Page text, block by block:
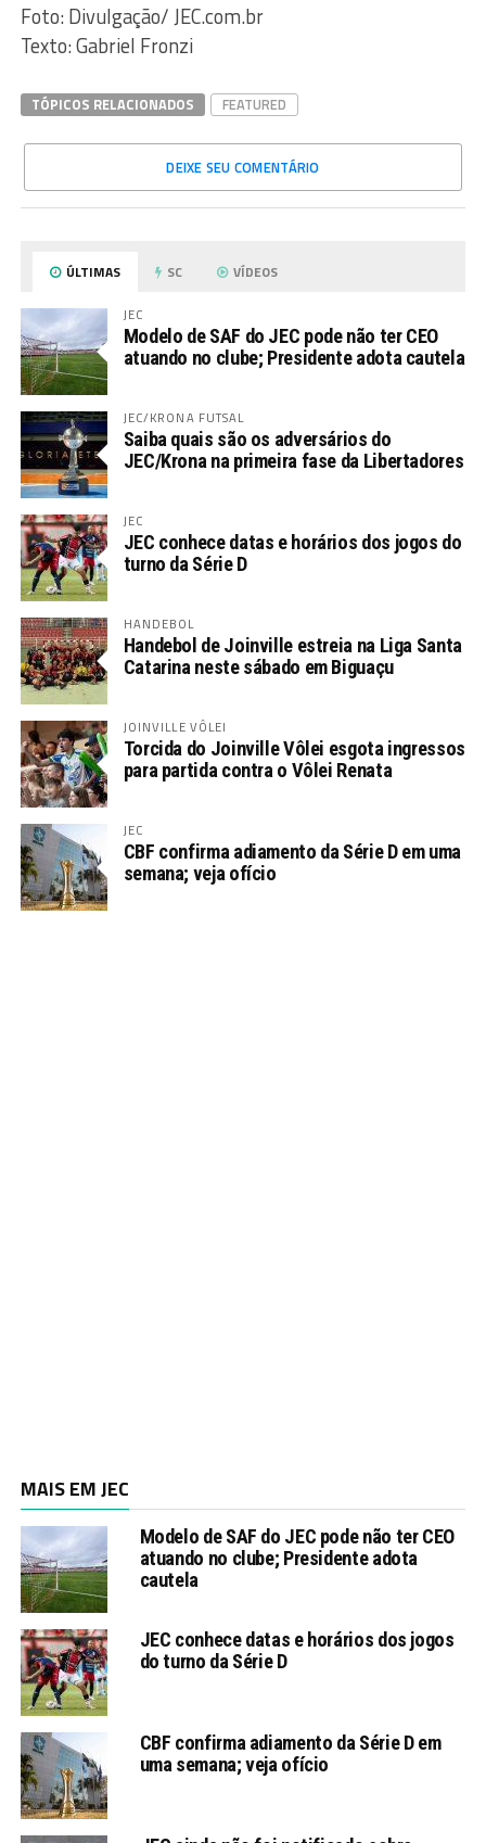
Foto: Divulgação/ JEC.com.br
Texto: Gabriel Fronzi
TÓPICOS RELACIONADOS FEATURED
DEIXE SEU COMENTÁRIO
ÚLTIMAS SC VÍDEOS
JEC
Modelo de SAF do JEC pode não ter CEO
atuando no clube; Presidente adota cautela
JEC/KRONA FUTSAL
Saiba quais são os adversários do
JEC/Krona na primeira fase da Libertadores
JEC
JEC conhece datas e horários dos jogos do
turno da Série D
HANDEBOL
Handebol de Joinville estreia na Liga Santa
Catarina neste sábado em Biguaçu
JOINVILLE VÔLEI
Torcida do Joinville Vôlei esgota ingressos
para partida contra o Vôlei Renata
JEC
CBF confirma adiamento da Série D em uma
semana; veja ofício
MAIS EM JEC
Modelo de SAF do JEC pode não ter CEO
atuando no clube; Presidente adota
cautela
JEC conhece datas e horários dos jogos
do turno da Série D
CBF confirma adiamento da Série D em
uma semana; veja ofício